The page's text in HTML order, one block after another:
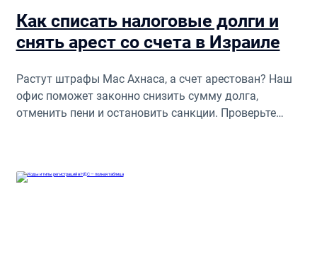
Как списать налоговые долги и
снять арест со счета в Израиле
Растут штрафы Мас Ахнаса, а счет арестован? Наш
офис поможет законно снизить сумму долга,
отменить пени и остановить санкции. Проверьте